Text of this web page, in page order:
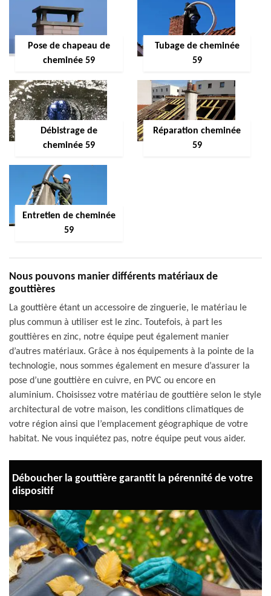
Pose de chapeau de
cheminée 59
Tubage de cheminée
59
Débistrage de
cheminée 59
Réparation cheminée
59
Entretien de cheminée
59
Nous pouvons manier différents matériaux de
gouttières
La gouttière étant un accessoire de zinguerie, le matériau le
plus commun à utiliser est le zinc. Toutefois, à part les
gouttières en zinc, notre équipe peut également manier
d’autres matériaux. Grâce à nos équipements à la pointe de la
technologie, nous sommes également en mesure d’assurer la
pose d’une gouttière en cuivre, en PVC ou encore en
aluminium. Choisissez votre matériau de gouttière selon le style
architectural de votre maison, les conditions climatiques de
votre région ainsi que l’emplacement géographique de votre
habitat. Ne vous inquiétez pas, notre équipe peut vous aider.
Déboucher la gouttière garantit la pérennité de votre
dispositif